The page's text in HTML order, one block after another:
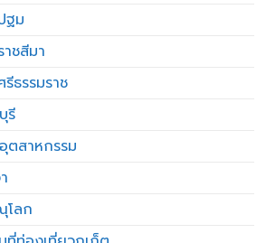
ฐม
ชสีมา
ธรรมราช
รี
ตสาหกรรม
โลก